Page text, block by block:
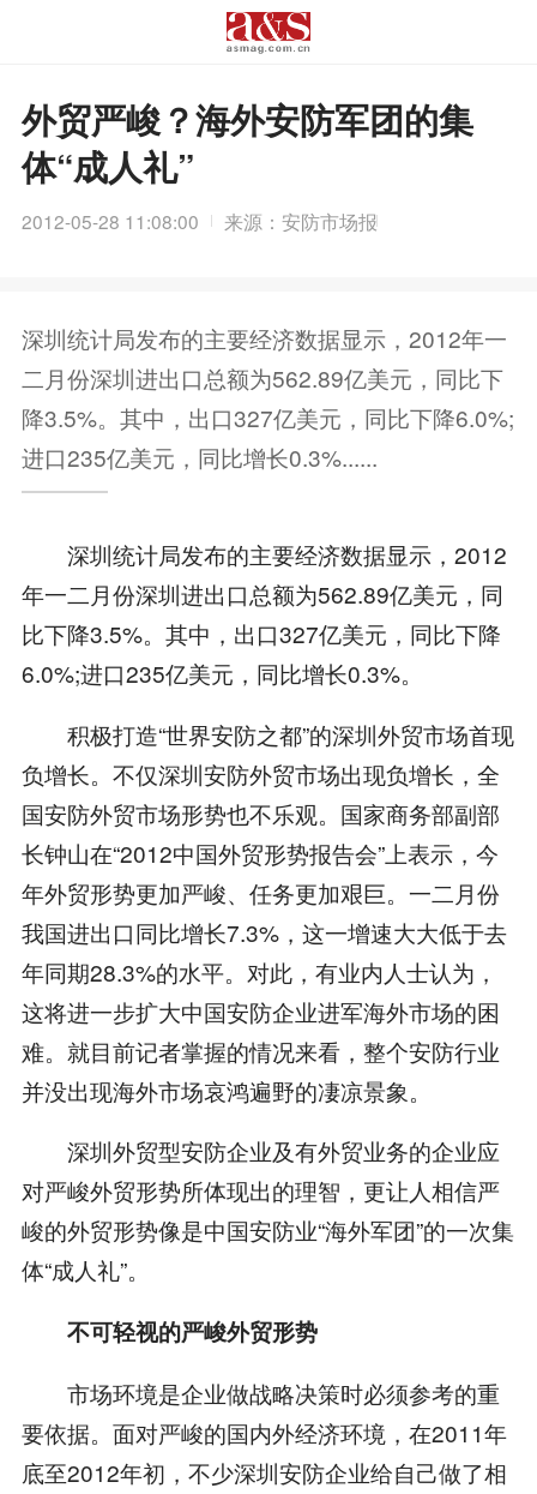
外贸严峻？海外安防军团的集
体“成人礼”
2012-05-28 11:08:00 来源：安防市场报
深圳统计局发布的主要经济数据显示，2012年一
二月份深圳进出口总额为562.89亿美元，同比下
降3.5%。其中，出口327亿美元，同比下降6.0%;
进口235亿美元，同比增长0.3%......
深圳统计局发布的主要经济数据显示，2012
年一二月份深圳进出口总额为562.89亿美元，同
比下降3.5%。其中，出口327亿美元，同比下降
6.0%;进口235亿美元，同比增长0.3%。
积极打造“世界安防之都”的深圳外贸市场首现
负增长。不仅深圳安防外贸市场出现负增长，全
国安防外贸市场形势也不乐观。国家商务部副部
长钟山在“2012中国外贸形势报告会”上表示，今
年外贸形势更加严峻、任务更加艰巨。一二月份
我国进出口同比增长7.3%，这一增速大大低于去
年同期28.3%的水平。对此，有业内人士认为，
这将进一步扩大中国安防企业进军海外市场的困
难。就目前记者掌握的情况来看，整个安防行业
并没出现海外市场哀鸿遍野的凄凉景象。
深圳外贸型安防企业及有外贸业务的企业应
对严峻外贸形势所体现出的理智，更让人相信严
峻的外贸形势像是中国安防业“海外军团”的一次集
体“成人礼”。
不可轻视的严峻外贸形势
市场环境是企业做战略决策时必须参考的重
要依据。面对严峻的国内外经济环境，在2011年
底至2012年初，不少深圳安防企业给自己做了相